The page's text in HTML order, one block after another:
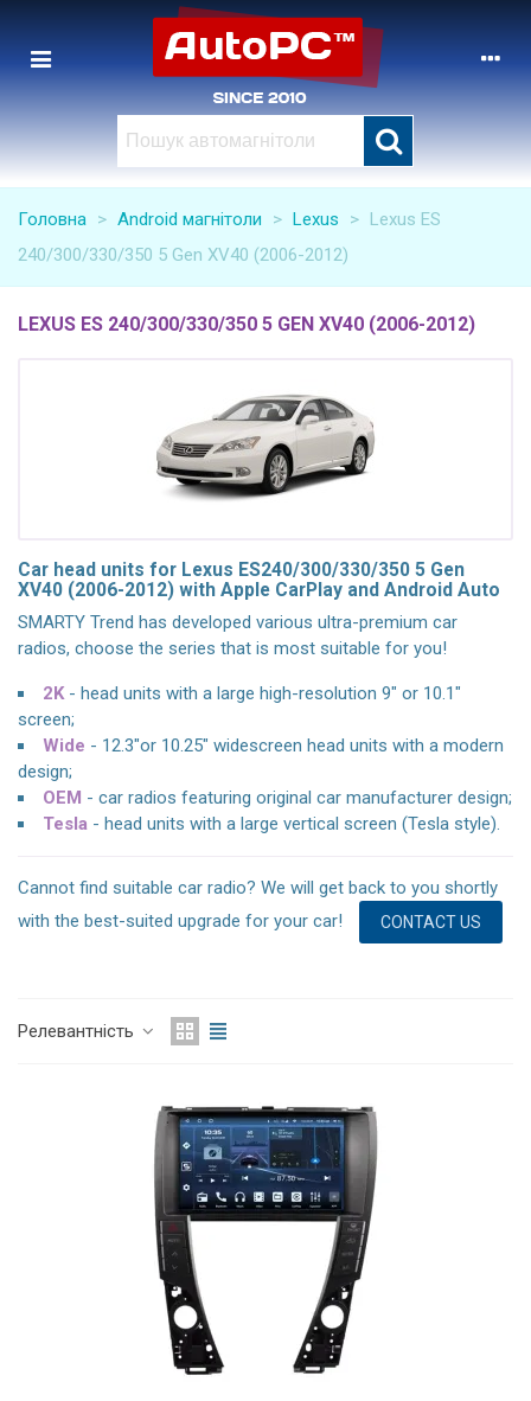
Головна > Android магнітоли > Lexus > Lexus ES
240/300/330/350 5 Gen XV40 (2006-2012)
LEXUS ES 240/300/330/350 5 GEN XV40 (2006-2012)
Car head units for Lexus ES240/300/330/350 5 Gen
XV40 (2006-2012) with Apple CarPlay and Android Auto
SMARTY Trend has developed various ultra-premium car
radios, choose the series that is most suitable for you!
2K- head units with a large high-resolution 9" or 10.1"
screen;
Wide - 12.3"or 10.25" widescreen head units with a modern
design;
OEM - car radios featuring original car manufacturer design;
Tesla - head units with a large vertical screen (Tesla style).
Cannot find suitable car radio? We will get back to you shortly
with the best-suited upgrade for your car!
CONTACT US
Релевантність